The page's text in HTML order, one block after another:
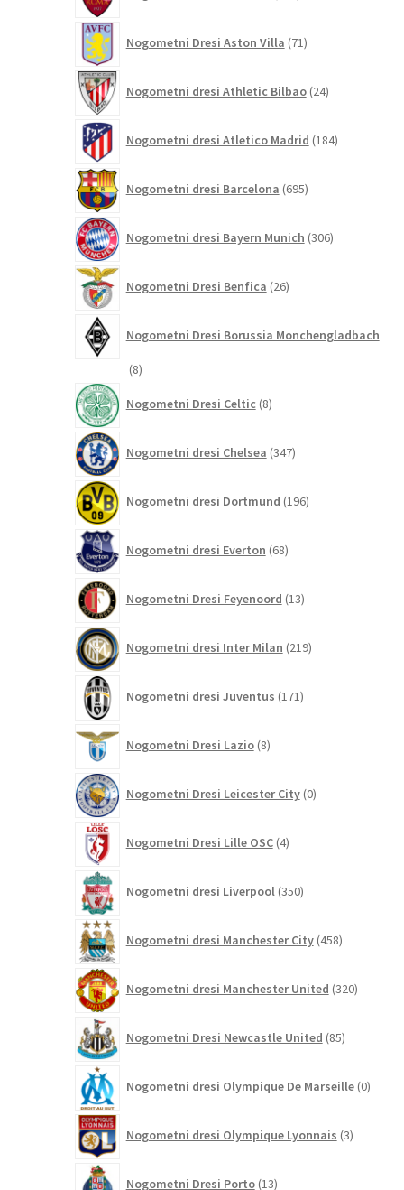
Nogometni Dresi Aston Villa 71izdelkov
Nogometni dresi Athletic Bilbao 24izdelkov
Nogometni dresi Atletico Madrid 184izdelkov
Nogometni dresi Barcelona 695izdelkov
Nogometni dresi Bayern Munich 306izdelkov
Nogometni Dresi Benfica 26izdelkov
Nogometni Dresi Borussia Monchengladbach
88
Nogometni Dresi Celtic 8izdelkov
Nogometni dresi Chelsea 347izdelkov
Nogometni dresi Dortmund 196izdelkov
Nogometni dresi Everton 68izdelkov
Nogometni Dresi Feyenoord 13izdelkov
Nogometni dresi Inter Milan 219izdelkov
Nogometni dresi Juventus 171izdelkov
Nogometni Dresi Lazio 8izdelkov
Nogometni Dresi Leicester City 0izdelkov
Nogometni Dresi Lille OSC 4izdelki
Nogometni dresi Liverpool 350izdelkov
Nogometni dresi Manchester City 458izdelkov
Nogometni dresi Manchester United 320izdelkov
Nogometni Dresi Newcastle United 85izdelkov
Nogometni dresi Olympique De Marseille 0
Nogometni dresi Olympique Lyonnais 3izdelki
Nogometni Dresi Porto 13